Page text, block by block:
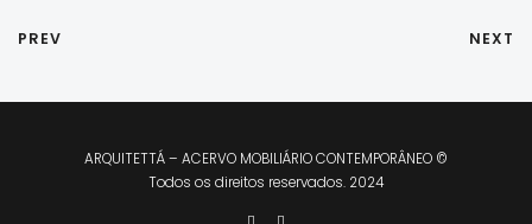
PREV NEXT
ARQUITETTÁ – ACERVO MOBILIÁRIO CONTEMPORÂNEO ©
Todos os direitos reservados. 2024